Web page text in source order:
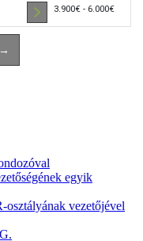
egyik
vezetőjével